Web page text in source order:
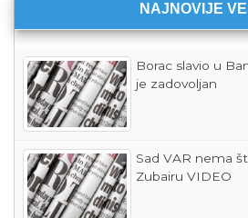
NAJNOVIJE
Borac slavio u Banjaluci – pitanje koliko
je zadovoljan
Sad VAR nema šta da traži – pogodio
Zubairu VIDEO